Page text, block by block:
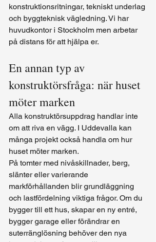
konstruktionsritningar, tekniskt underlag
och byggteknisk vägledning. Vi har
huvudkontor i Stockholm men arbetar
på distans för att hjälpa er.
En annan typ av
konstruktörsfråga: när huset
möter marken
Alla konstruktörsuppdrag handlar inte
om att riva en vägg. I Uddevalla kan
många projekt också handla om hur
huset möter marken.
På tomter med nivåskillnader, berg,
slänter eller varierande
markförhållanden blir grundläggning
och lastfördelning viktiga frågor. Om du
bygger till ett hus, skapar en ny entré,
bygger garage eller förändrar en
suterränglösning behöver den nya